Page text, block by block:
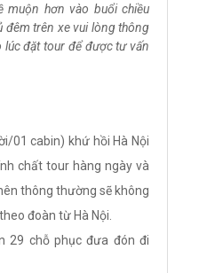
muộn hơn vào buổi chiều
đêm trên xe vui lòng thông
đặt tour để được tư vấn
01 cabin) khứ hồi Hà Nội
chất tour hàng ngày và
thông thường sẽ không
đoàn từ Hà Nội.
29 chỗ phục đưa đón đi